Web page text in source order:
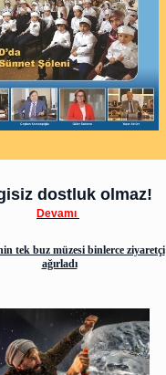
dostluk olmaz!
Devamı
tek buz müzesi binlerce ziyaretçi
ağırladı